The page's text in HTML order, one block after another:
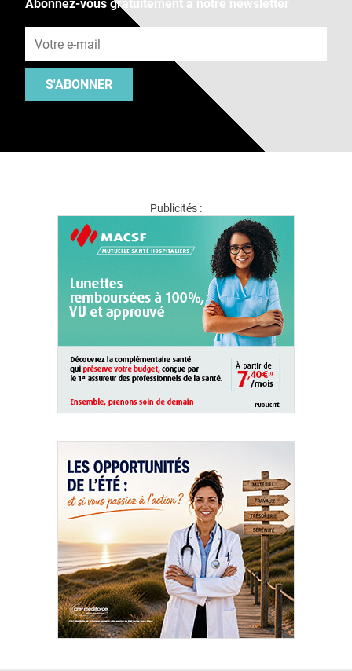
Abonnez-vous gratuitement à notre newsletter
S'ABONNER
Publicités :